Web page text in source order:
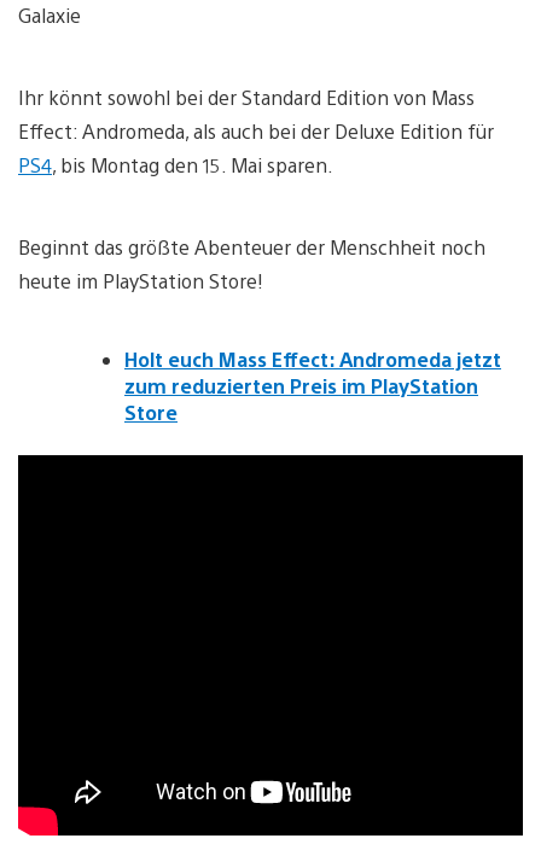
Galaxie
Ihr könnt sowohl bei der Standard Edition von Mass
Effect: Andromeda, als auch bei der Deluxe Edition für
PS4, bis Montag den 15. Mai sparen.
Beginnt das größte Abenteuer der Menschheit noch
heute im PlayStation Store!
Holt euch Mass Effect: Andromeda jetzt
zum reduzierten Preis im PlayStation
Store